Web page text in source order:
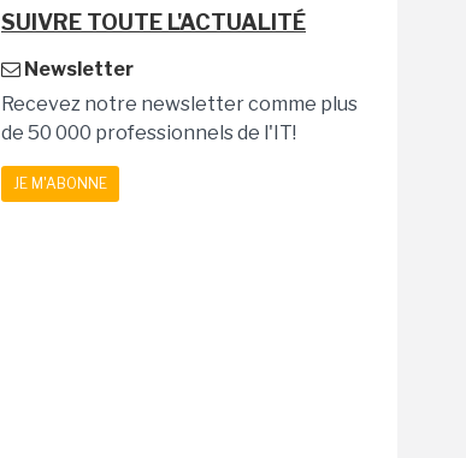
SUIVRE TOUTE L'ACTUALITÉ
Newsletter
Recevez notre newsletter comme plus
de 50 000 professionnels de l'IT!
JE M'ABONNE